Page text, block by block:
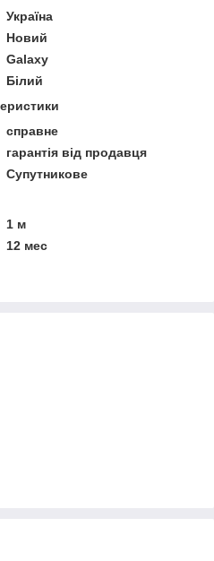
Україна
Новий
Galaxy
Білий
справне
гарантія від продавця
Супутникове
1 м
12 мес